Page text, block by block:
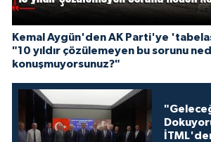
Kemal Aygün'den AK Parti'ye
"10 yıldır çözülemeyen bu sorunu
konuşmuyorsunuz?"